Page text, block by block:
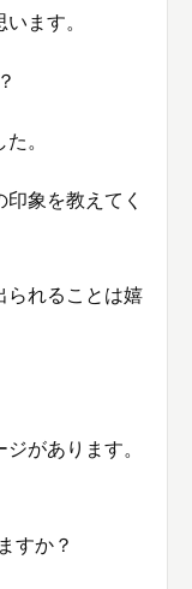
ます。
。
象を教えてく
られることは嬉
があります。
すか？